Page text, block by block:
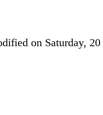
on Saturday,